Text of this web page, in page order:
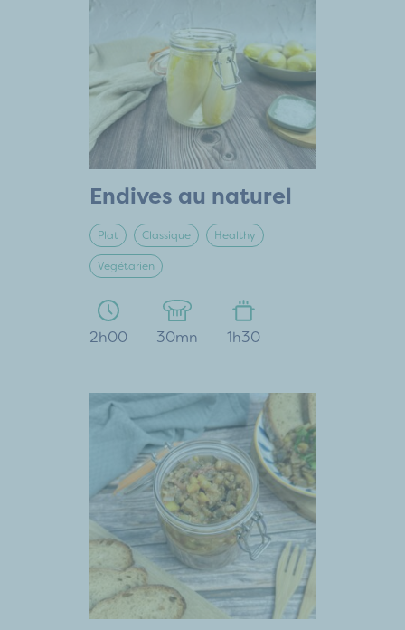
Endives au naturel
Plat Classique Healthy
Végétarien
2h00 30mn 1h30